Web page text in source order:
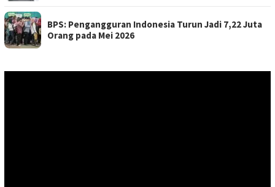
BPS: Pengangguran Indonesia Turun Jadi 7,22 Juta
Orang pada Mei 2026